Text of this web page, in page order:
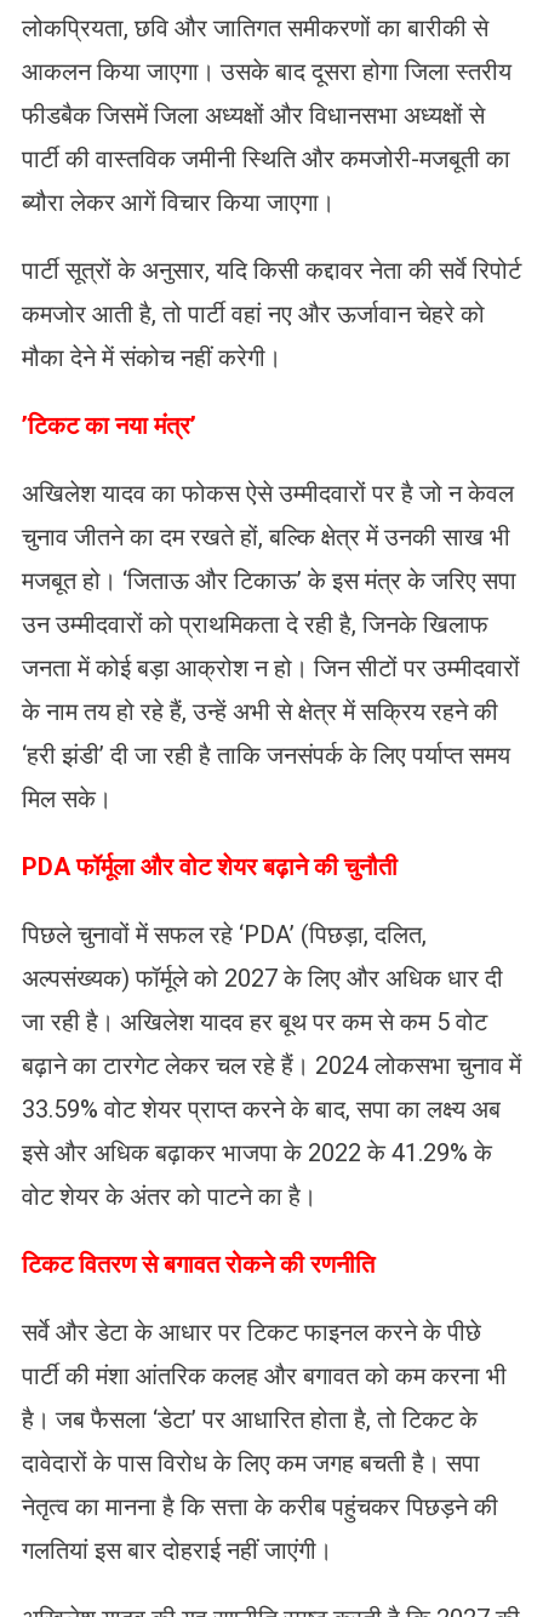
लोकप्रियता, छवि और जातिगत समीकरणों का बारीकी से
आकलन किया जाएगा। उसके बाद दूसरा होगा जिला स्तरीय
फीडबैक जिसमें जिला अध्यक्षों और विधानसभा अध्यक्षों से
पार्टी की वास्तविक जमीनी स्थिति और कमजोरी-मजबूती का
ब्यौरा लेकर आगें विचार किया जाएगा।
​पार्टी सूत्रों के अनुसार, यदि किसी कद्दावर नेता की सर्वे रिपोर्ट
कमजोर आती है, तो पार्टी वहां नए और ऊर्जावान चेहरे को
मौका देने में संकोच नहीं करेगी।
​’टिकट का नया मंत्र’
अखिलेश यादव का फोकस ऐसे उम्मीदवारों पर है जो न केवल
चुनाव जीतने का दम रखते हों, बल्कि क्षेत्र में उनकी साख भी
मजबूत हो। ‘जिताऊ और टिकाऊ’ के इस मंत्र के जरिए सपा
उन उम्मीदवारों को प्राथमिकता दे रही है, जिनके खिलाफ
जनता में कोई बड़ा आक्रोश न हो। जिन सीटों पर उम्मीदवारों
के नाम तय हो रहे हैं, उन्हें अभी से क्षेत्र में सक्रिय रहने की
‘हरी झंडी’ दी जा रही है ताकि जनसंपर्क के लिए पर्याप्त समय
मिल सके।
​PDA फॉर्मूला और वोट शेयर बढ़ाने की चुनौती
​पिछले चुनावों में सफल रहे ‘PDA’ (पिछड़ा, दलित,
अल्पसंख्यक) फॉर्मूले को 2027 के लिए और अधिक धार दी
जा रही है। अखिलेश यादव हर बूथ पर कम से कम 5 वोट
बढ़ाने का टारगेट लेकर चल रहे हैं। 2024 लोकसभा चुनाव में
33.59% वोट शेयर प्राप्त करने के बाद, सपा का लक्ष्य अब
इसे और अधिक बढ़ाकर भाजपा के 2022 के 41.29% के
वोट शेयर के अंतर को पाटने का है।
​टिकट वितरण से बगावत रोकने की रणनीति
​सर्वे और डेटा के आधार पर टिकट फाइनल करने के पीछे
पार्टी की मंशा आंतरिक कलह और बगावत को कम करना भी
है। जब फैसला ‘डेटा’ पर आधारित होता है, तो टिकट के
दावेदारों के पास विरोध के लिए कम जगह बचती है। सपा
नेतृत्व का मानना है कि सत्ता के करीब पहुंचकर पिछड़ने की
गलतियां इस बार दोहराई नहीं जाएंगी।